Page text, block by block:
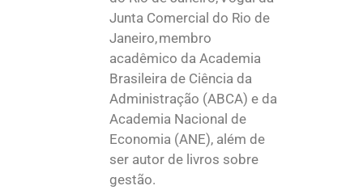
Junta Comercial do Rio de
Janeiro, membro
acadêmico da Academia
Brasileira de Ciência da
Administração (ABCA) e da
Academia Nacional de
Economia (ANE), além de
ser autor de livros sobre
gestão.